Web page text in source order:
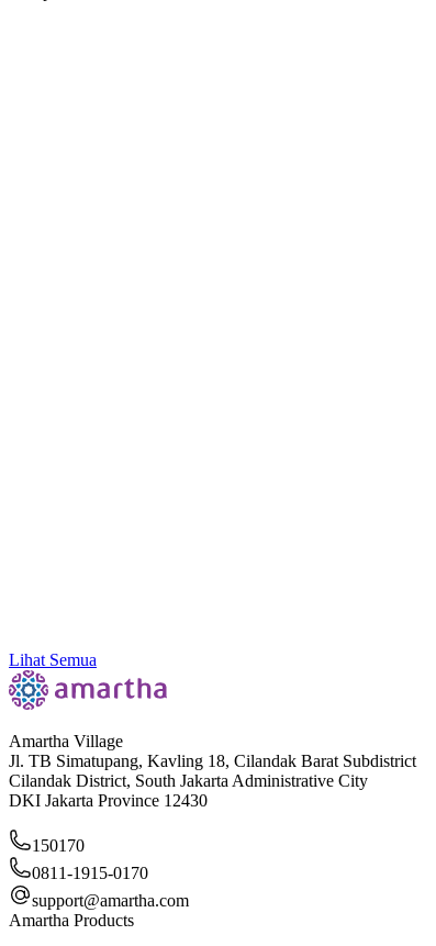
Go Faster. Go Beyond. Grow Further:
Lihat Semua
Amartha Village
Jl. TB Simatupang, Kavling 18, Cilandak Barat Subdistrict
Cilandak District, South Jakarta Administrative City
DKI Jakarta Province 12430
150170
0811-1915-0170
support@amartha.com
Amartha Products